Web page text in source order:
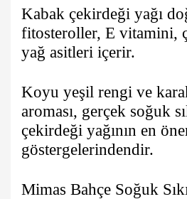
Kabak çekirdeği yağı
fitosteroller, E vitamini,
yağ asitleri içerir.
Koyu yeşil rengi ve
aroması, gerçek soğuk
çekirdeği yağının en
göstergelerindendir.
Mimas Bahçe Soğuk